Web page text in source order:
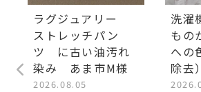
ラグジュアリー
ストレッチパン
ツ に古い油汚れ
染み あま市M様
2026.08.05
洗濯
もの
への
除去）